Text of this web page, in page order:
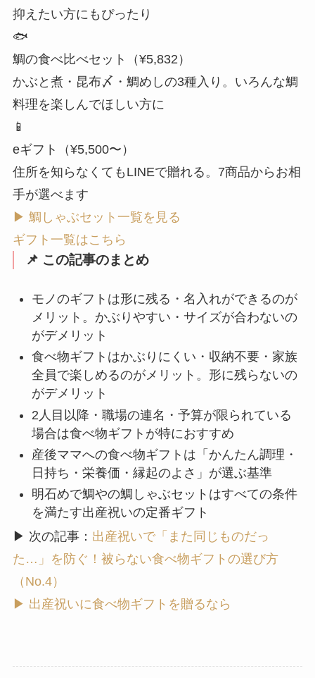
抑えたい方にもぴったり
🐟
鯛の食べ比べセット（¥5,832）
かぶと煮・昆布〆・鯛めしの3種入り。いろんな鯛
料理を楽しんでほしい方に
📱
eギフト（¥5,500〜）
住所を知らなくてもLINEで贈れる。7商品からお相
手が選べます
▶ 鯛しゃぶセット一覧を見る
ギフト一覧はこちら
📌 この記事のまとめ
モノのギフトは形に残る・名入れができるのが
メリット。かぶりやすい・サイズが合わないの
がデメリット
食べ物ギフトはかぶりにくい・収納不要・家族
全員で楽しめるのがメリット。形に残らないの
がデメリット
2人目以降・職場の連名・予算が限られている
場合は食べ物ギフトが特におすすめ
産後ママへの食べ物ギフトは「かんたん調理・
日持ち・栄養価・縁起のよさ」が選ぶ基準
明石めで鯛やの鯛しゃぶセットはすべての条件
を満たす出産祝いの定番ギフト
▶ 次の記事： 出産祝いで「また同じものだっ
た…」を防ぐ！被らない食べ物ギフトの選び方
（No.4）
▶ 出産祝いに食べ物ギフトを贈るなら